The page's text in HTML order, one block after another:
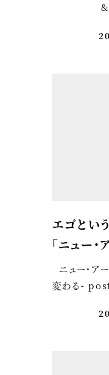
&
エゴとい
「ニュー・
ニュー・
変わる-